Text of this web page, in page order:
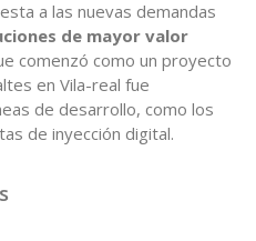
a las nuevas demandas
de mayor valor
comenzó como un proyecto
en Vila-real fue
de desarrollo, como los
de inyección digital.